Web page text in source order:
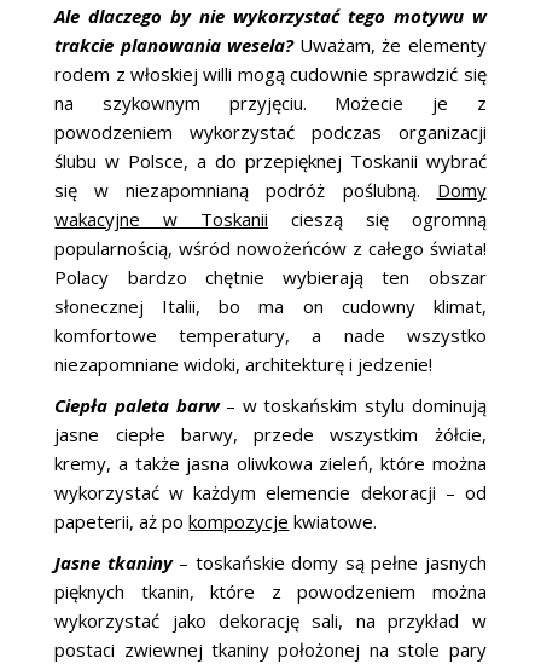
MAGAZYNY
ARCHIWUM
Ale dlaczego by nie wykorzystać tego motywu w
trakcie planowania wesela? Uważam, że elementy
rodem z włoskiej willi mogą cudownie sprawdzić się
na szykownym przyjęciu. Możecie je z
powodzeniem wykorzystać podczas organizacji
ślubu w Polsce, a do przepięknej Toskanii wybrać
się w niezapomnianą podróż poślubną. Domy
wakacyjne w Toskanii cieszą się ogromną
popularnością, wśród nowożeńców z całego świata!
Polacy bardzo chętnie wybierają ten obszar
słonecznej Italii, bo ma on cudowny klimat,
komfortowe temperatury, a nade wszystko
niezapomniane widoki, architekturę i jedzenie!
Ciepła paleta barw– w toskańskim stylu dominują
jasne ciepłe barwy, przede wszystkim żółcie,
kremy, a także jasna oliwkowa zieleń, które można
wykorzystać w każdym elemencie dekoracji – od
papeterii, aż pokompozycje kwiatowe.
Jasne tkaniny– toskańskie domy są pełne jasnych
pięknych tkanin, które z powodzeniem można
wykorzystać jako dekorację sali, na przykład w
postaci zwiewnej tkaniny położonej na stole pary